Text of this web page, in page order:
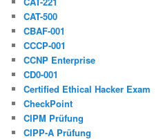
CAT-500
CBAF-001
CCCP-001
CCNP Enterprise
CD0-001
Certified Ethical Hacker Exam
CheckPoint
CIPM Prüfung
CIPP-A Prüfung